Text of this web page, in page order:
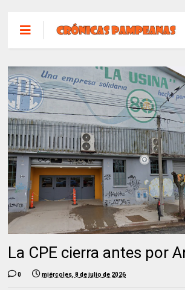
La CPE cierra antes por
0 miércoles, 8 de julio de 2026